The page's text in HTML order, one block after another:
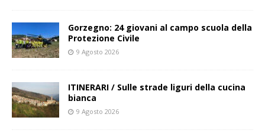
Gorzegno: 24 giovani al campo scuola della
Protezione Civile
9 Agosto 2026
ITINERARI / Sulle strade liguri della cucina
bianca
9 Agosto 2026